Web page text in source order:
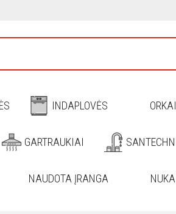
INDAPLOVĖS
GARTRAUKIAI
NAUDOTA ĮRANGA